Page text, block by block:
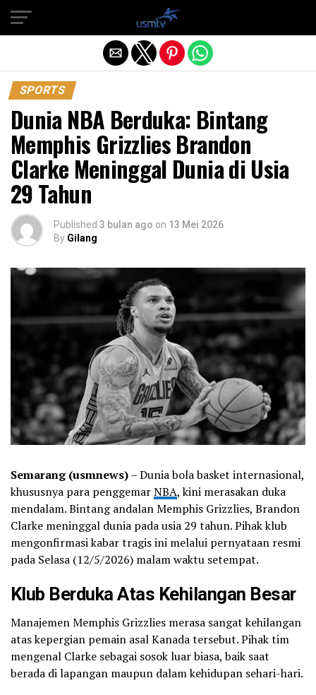
SPORTS
Dunia NBA Berduka: Bintang
Memphis Grizzlies Brandon
Clarke Meninggal Dunia di Usia
29 Tahun
Published 3 bulan ago on 13 Mei 2026
By Gilang
Semarang (usmnews)– Dunia bola basket internasional,
khususnya para penggemarNBA, kini merasakan duka
mendalam. Bintang andalan Memphis Grizzlies, Brandon
Clarke meninggal dunia pada usia 29 tahun. Pihak klub
mengonfirmasi kabar tragis ini melalui pernyataan resmi
pada Selasa (12/5/2026) malam waktu setempat.
Klub Berduka Atas Kehilangan Besar
Manajemen Memphis Grizzlies merasa sangat kehilangan
atas kepergian pemain asal Kanada tersebut. Pihak tim
mengenal Clarke sebagai sosok luar biasa, baik saat
berada di lapangan maupun dalam kehidupan sehari-hari.
Exit mobile version